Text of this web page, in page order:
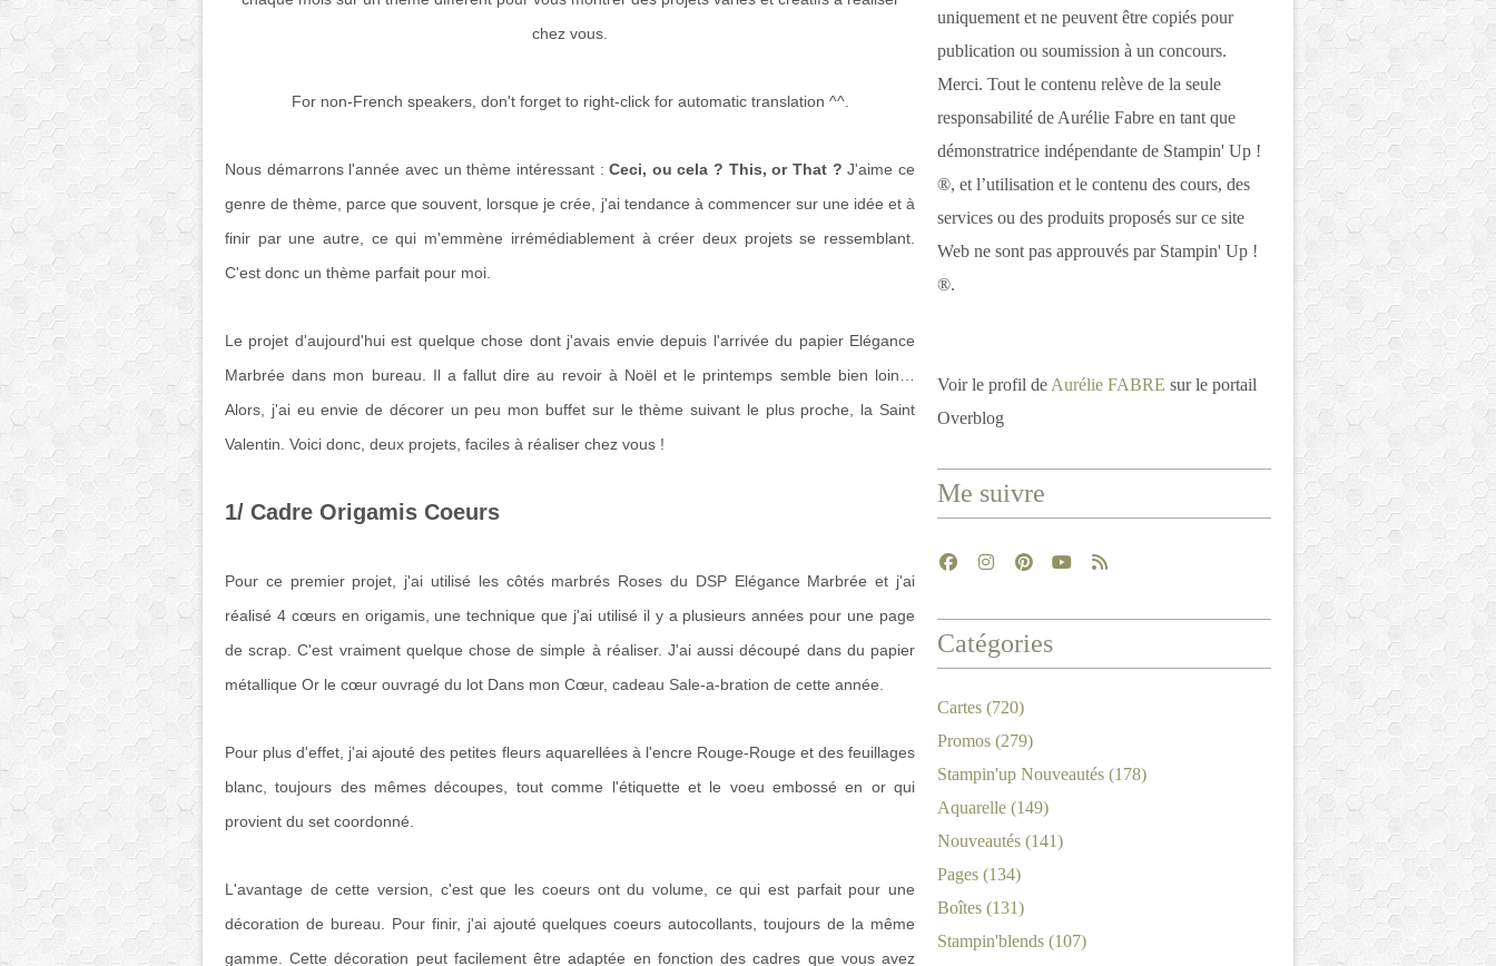
chez vous.
For non-French speakers, don't forget to right-click for automatic translation ^^.
Nous démarrons l'année avec un thème intéressant :Ceci, ou cela ? This, or That ? J'aime ce
genre de thème, parce que souvent, lorsque je crée, j'ai tendance à commencer sur une idée et à
finir par une autre, ce qui m'emmène irrémédiablement à créer deux projets se ressemblant.
C'est donc un thème parfait pour moi.
Le projet d'aujourd'hui est quelque chose dont j'avais envie depuis l'arrivée du papier Elégance
Marbrée dans mon bureau. Il a fallut dire au revoir à Noël et le printemps semble bien loin…
Alors, j'ai eu envie de décorer un peu mon buffet sur le thème suivant le plus proche, la Saint
Valentin. Voici donc, deux projets, faciles à réaliser chez vous !
1/ Cadre Origamis Coeurs
Pour ce premier projet, j'ai utilisé les côtés marbrés Roses du DSP Elégance Marbrée et j'ai
réalisé 4 cœurs en origamis, une technique que j'ai utilisé il y a plusieurs années pour une page
de scrap. C'est vraiment quelque chose de simple à réaliser. J'ai aussi découpé dans du papier
métallique Or le cœur ouvragé du lot Dans mon Cœur, cadeau Sale-a-bration de cette année.
Pour plus d'effet, j'ai ajouté des petites fleurs aquarellées à l'encre Rouge-Rouge et des feuillages
blanc, toujours des mêmes découpes, tout comme l'étiquette et le voeu embossé en or qui
provient du set coordonné.
L'avantage de cette version, c'est que les coeurs ont du volume, ce qui est parfait pour une
décoration de bureau. Pour finir, j'ai ajouté quelques coeurs autocollants, toujours de la même
gamme. Cette décoration peut facilement être adaptée en fonction des cadres que vous avez
uniquement et ne peuvent être copiés pour
publication ou soumission à un concours.
Merci. Tout le contenu relève de la seule
responsabilité de Aurélie Fabre en tant que
démonstratrice indépendante de Stampin' Up !
®, et l’utilisation et le contenu des cours, des
services ou des produits proposés sur ce site
Web ne sont pas approuvés par Stampin' Up !
®.
Voir le profil de Aurélie FABRE sur le portail
Overblog
Me suivre
Catégories
Cartes (720)
Promos (279)
Stampin'up Nouveautés (178)
Aquarelle (149)
Nouveautés (141)
Pages (134)
Boîtes (131)
Stampin'blends (107)